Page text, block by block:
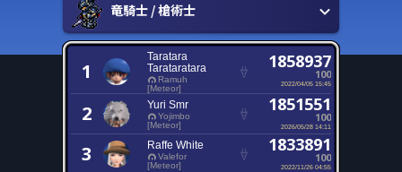
竜騎士 / 槍術士
1
Taratara
Tarataratara
Ramuh
[Meteor]
1858937
100
2022/04/05 15:45
2 Yuri Smr
Yojimbo
[Meteor]
1851551
100
2026/05/28 14:11
3 Raffe White
Valefor
[Meteor]
1833891
100
2022/11/26 04:55